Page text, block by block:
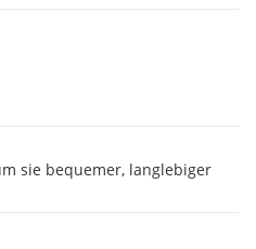
sie bequemer, langlebiger